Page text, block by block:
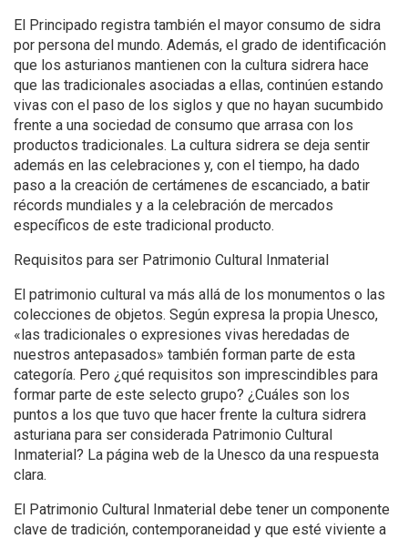
El Principado registra también el mayor consumo de sidra
por persona del mundo. Además, el grado de identificación
que los asturianos mantienen con la cultura sidrera hace
que las tradicionales asociadas a ellas, continúen estando
vivas con el paso de los siglos y que no hayan sucumbido
frente a una sociedad de consumo que arrasa con los
productos tradicionales. La cultura sidrera se deja sentir
además en las celebraciones y, con el tiempo, ha dado
paso a la creación de certámenes de escanciado, a batir
récords mundiales y a la celebración de mercados
específicos de este tradicional producto.
Requisitos para ser Patrimonio Cultural Inmaterial
El patrimonio cultural va más allá de los monumentos o las
colecciones de objetos. Según expresa la propia Unesco,
«las tradicionales o expresiones vivas heredadas de
nuestros antepasados» también forman parte de esta
categoría. Pero ¿qué requisitos son imprescindibles para
formar parte de este selecto grupo? ¿Cuáles son los
puntos a los que tuvo que hacer frente la cultura sidrera
asturiana para ser considerada Patrimonio Cultural
Inmaterial? La página web de la Unesco da una respuesta
clara.
El Patrimonio Cultural Inmaterial debe tener un componente
clave de tradición, contemporaneidad y que esté viviente a